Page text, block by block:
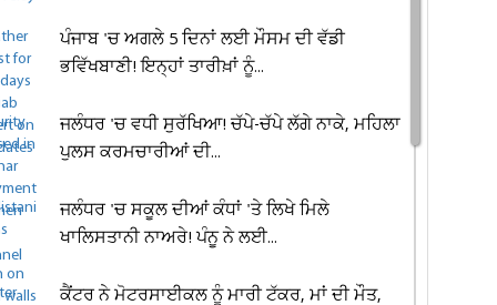
ਪੰਜਾਬ 'ਚ ਅਗਲੇ 5 ਦਿਨਾਂ ਲਈ ਮੌਸਮ ਦੀ ਵੱਡੀ
ਭਵਿੱਖਬਾਣੀ! ਇਨ੍ਹਾਂ ਤਾਰੀਖ਼ਾਂ ਨੂੰ...
ਜਲੰਧਰ 'ਚ ਵਧੀ ਸੁਰੱਖਿਆ! ਚੱਪੇ-ਚੱਪੇ ਲੱਗੇ ਨਾਕੇ, ਮਹਿਲਾ
ਪੁਲਸ ਕਰਮਚਾਰੀਆਂ ਦੀ...
ਜਲੰਧਰ 'ਚ ਸਕੂਲ ਦੀਆਂ ਕੰਧਾਂ 'ਤੇ ਲਿਖੇ ਮਿਲੇ
ਖਾਲਿਸਤਾਨੀ ਨਾਅਰੇ! ਪੰਨੂ ਨੇ ਲਈ...
ਕੈਂਟਰ ਨੇ ਮੋਟਰਸਾਈਕਲ ਨੂੰ ਮਾਰੀ ਟੱਕਰ, ਮਾਂ ਦੀ ਮੌਤ,